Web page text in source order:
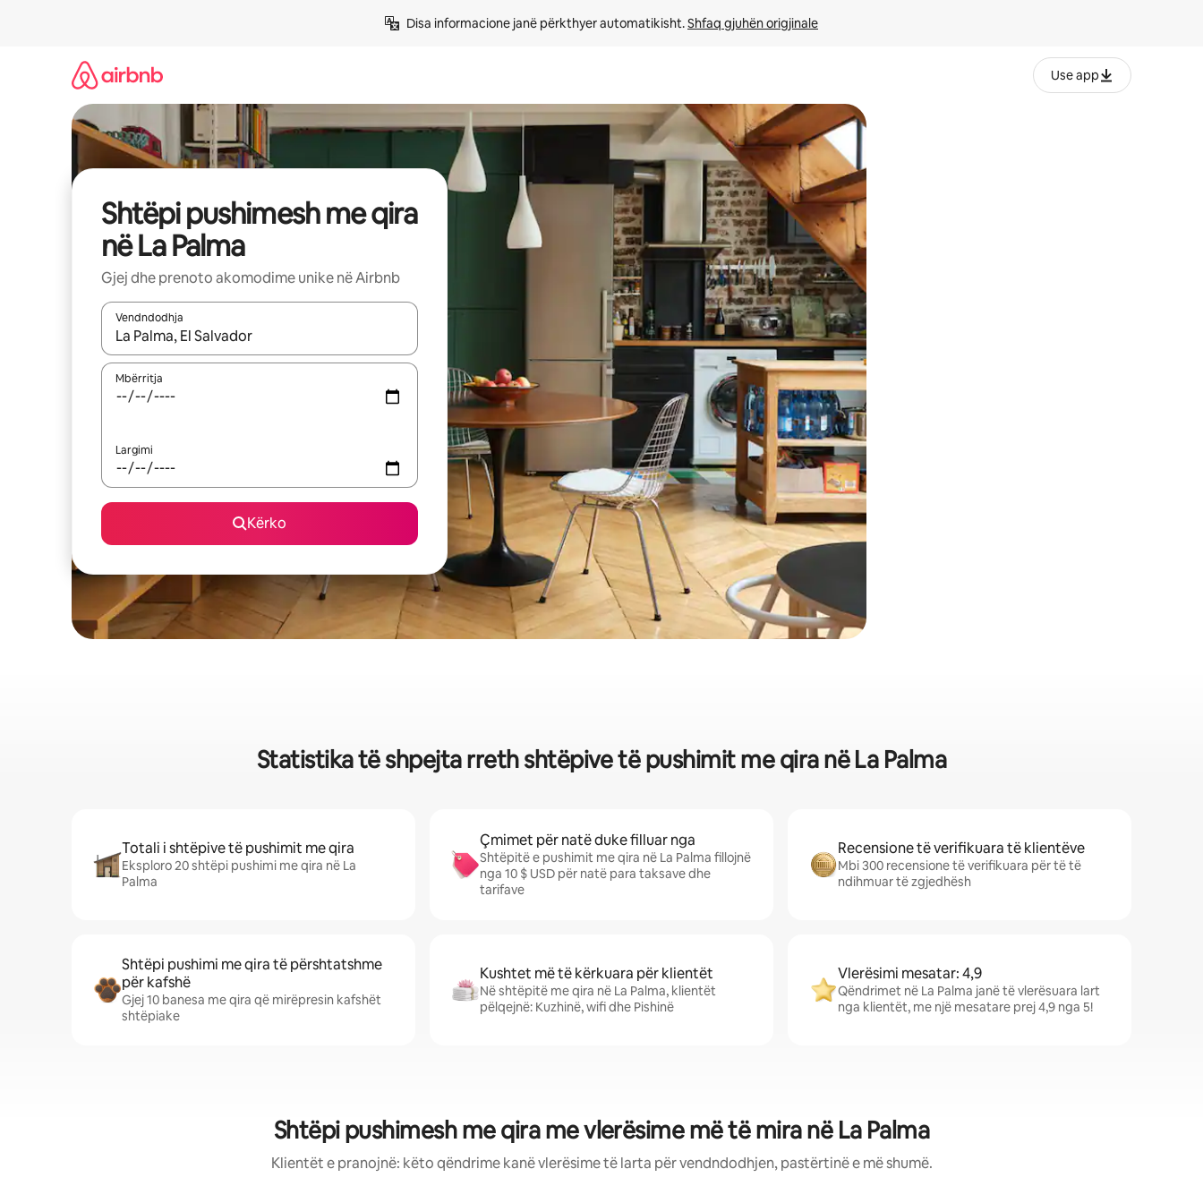
Disa informacione janë përkthyer automatikisht. Shfaq gjuhën origjinale
Use app
Shtëpi pushimesh me qira
në La Palma
Gjej dhe prenoto akomodime unike në Airbnb
Vendndodhja
Kur rezultatet të jenë të disponueshme, lëviz me butonat e shigjetave lart e poshtë ose eksploro duke prekur ose duke lëvizur ekranin.
Mbërritja
Largimi
Kërko
Statistika të shpejta rreth shtëpive të pushimit me qira në La Palma
Totali i shtëpive të pushimit me qira
Eksploro 20 shtëpi pushimi me qira në La
Palma
Çmimet për natë duke filluar nga
Shtëpitë e pushimit me qira në La Palma fillojnë
nga 10 $ USD për natë para taksave dhe
tarifave
Recensione të verifikuara të klientëve
Mbi 300 recensione të verifikuara për të të
ndihmuar të zgjedhësh
Shtëpi pushimi me qira të përshtatshme
për kafshë
Gjej 10 banesa me qira që mirëpresin kafshët
shtëpiake
Kushtet më të kërkuara për klientët
Në shtëpitë me qira në La Palma, klientët
pëlqejnë: Kuzhinë, wifi dhe Pishinë
Vlerësimi mesatar: 4,9
Qëndrimet në La Palma janë të vlerësuara lart
nga klientët, me një mesatare prej 4,9 nga 5!
Shtëpi pushimesh me qira me vlerësime më të mira në La Palma
Klientët e pranojnë: këto qëndrime kanë vlerësime të larta për vendndodhjen, pastërtinë e më shumë.